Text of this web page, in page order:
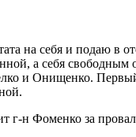
на себя и подаю в
а себя свободным
и Онищенко.
г-н Фоменко за